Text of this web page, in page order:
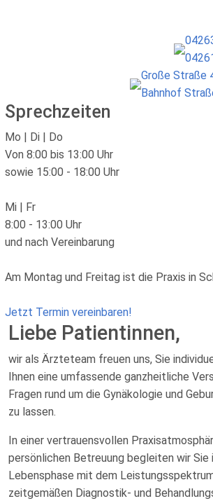
Große Straße
Bahnhof
Sprechzeiten
Mo | Di | Do
Von 8:00 bis 13:00 Uhr
sowie 15:00 - 18:00 Uhr
Mi | Fr
8:00 - 13:00 Uhr
und nach Vereinbarung
Am Montag und Freitag ist die Praxis in
Jetzt Termin vereinbaren!
Liebe Patientinnen,
wir als Ärzteteam freuen uns, Sie
Ihnen eine umfassende ganzheitliche
Fragen rund um die Gynäkologie und
zu lassen.
In einer vertrauensvollen
persönlichen Betreuung begleiten wir Sie
Lebensphase mit dem
zeitgemäßen Diagnostik- und